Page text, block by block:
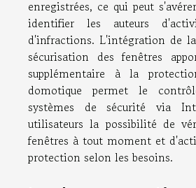
enregistrées, ce qui peut
identifier les auteurs
d'infractions. L'intégration de
sécurisation des fenêtres
supplémentaire à la
domotique permet le
systèmes de sécurité via
utilisateurs la possibilité de
fenêtres à tout moment et
protection selon les besoins.